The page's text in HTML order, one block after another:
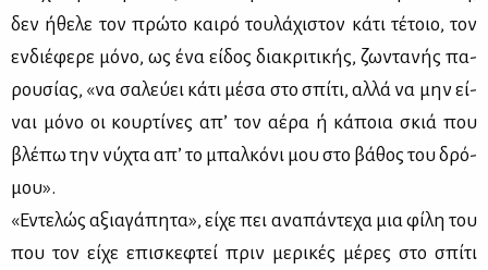
δεν ήθε­λε τον πρώ­το και­ρό του­λά­χι­στον κά­τι τέ­τοιο, τον
εν­διέ­φε­ρε μό­νο, ως ένα εί­δος δια­κρι­τι­κής, ζω­ντα­νής πα­
ρου­σί­ας, «να σα­λεύ­ει κά­τι μέ­σα στο σπί­τι, αλ­λά να μην εί­
ναι μό­νο οι κουρ­τί­νες απ’ τον αέ­ρα ή κά­ποια σκιά που
βλέ­πω την νύ­χτα απ’ το μπαλ­κό­νι μου στο βά­θος του δρό­
μου».
«Εντε­λώς αξια­γά­πη­τα», εί­χε πει ανα­πά­ντε­χα μια φί­λη του
που τον εί­χε επι­σκε­φτεί πριν με­ρι­κές μέ­ρες στο σπί­τι